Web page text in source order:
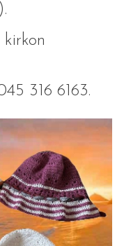
kirkon
316 6163.